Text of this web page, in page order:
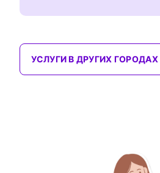
УСЛУГИ В ДРУГИХ ГОРОДАХ